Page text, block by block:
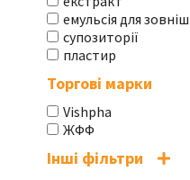
емульсія для
супозиторії
пластир
Торгові марки
Vishpha
ЖФФ
Інші фільтри